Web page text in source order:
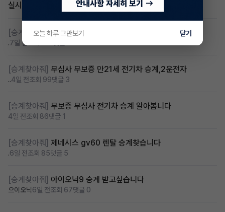
실시간 인기글
[승계찾아줘]
.7일 전
[승계찾아줘] 무심사 무보증 만21세 전기차 승계,2운전자
..4일 전조회 99댓글 3
[승계찾아줘] 무보증 무심사 전기차 승계 알아봅니다
4일 전조회 86댓글 1
[승계찾아줘] 제네시스 gv60 렌탈 승계찾습니다
.6일 전조회 85댓글 5
[승계찾아줘] 아이오닉9 승계 받고싶습니다
으이오닉6일 전조회 67댓글 0
오늘 하루 그만보기 닫기